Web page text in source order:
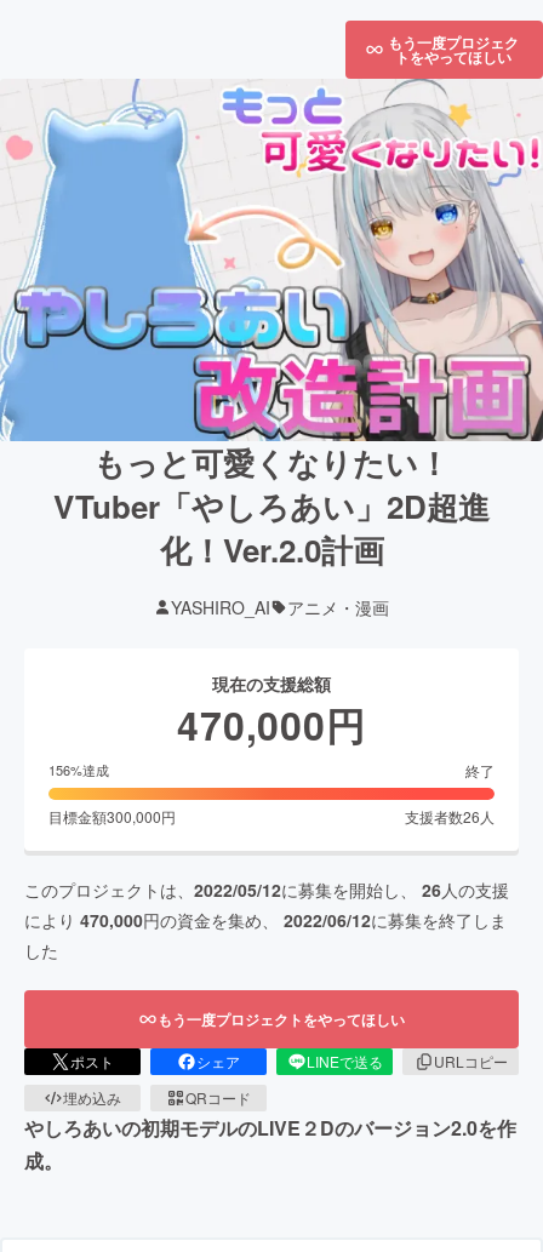
もう一度プロジェク
トをやってほしい
もっと可愛くなりたい！
VTuber「やしろあい」2D超進
化！Ver.2.0計画
YASHIRO_AI アニメ・漫画
現在の支援総額
470,000円
156%達成 終了
目標金額300,000円 支援者数26 人
このプロジェクトは、 2022/05/12に募集を開始し、 26人の支援
により 470,000円の資金を集め、 2022/06/12に募集を終了しま
した
もう一度プロジェクトをやってほしい
ポスト シェア LINEで送る
URLコピー
埋め込み
QRコード
やしろあいの初期モデルのLIVE２Dのバージョン2.0を作
成。